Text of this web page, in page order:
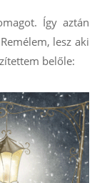
Így aztán
lesz aki
belőle: